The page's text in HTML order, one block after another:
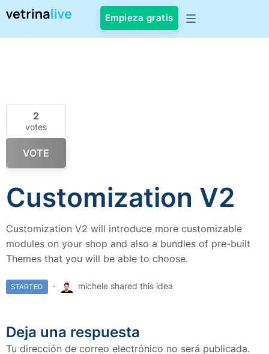
Empieza gratis
2
votes
VOTE
Customization V2
Customization V2 will introduce more customizable
modules on your shop and also a bundles of pre-built
Themes that you will be able to choose.
STARTED michele shared this idea
Deja una respuesta
Tu dirección de correo electrónico no será publicada.